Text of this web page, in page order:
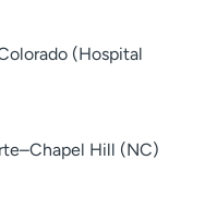
(Hospital
Hill (NC)